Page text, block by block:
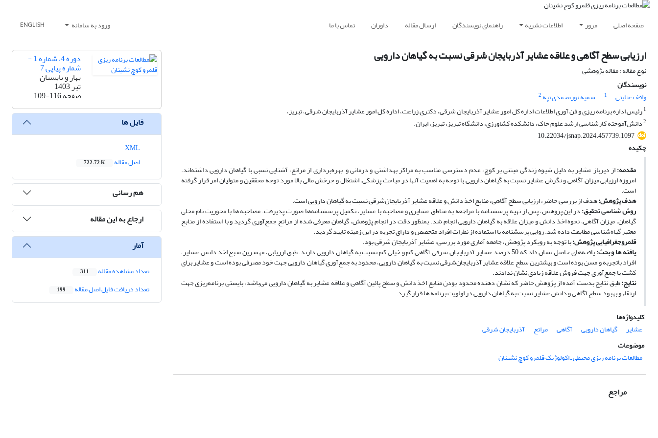
صفحه اصلی مرور اطلاعات نشریه راهنمای نویسندگان ارسال مقاله داوران تماس با ما ورود به سامانه ENGLISH
ارزیابی سطح آگاهی و علاقه عشایر آذربایجان شرقی نسبت به گیاهان دارویی
نوع مقاله : مقاله پژوهشی
نویسندگان
واقف عنایتی
1 سمیه نورمحمدی تپه 2
1رئیس اداره برنامه ریزی و فن آوری اطلاعات اداره کل امور عشایر آذربایجان شرقی، دکتری زراعت، اداره کل امور عشایر آذربایجان شرقی، تبریز،
2دانش‌آموخته کارشناسی ارشد علوم خاک، دانشکده کشاورزی، دانشگاه تبریز، تبریز، ایران.
10.22034/jsnap.2024.457739.1097
چکیده
مقدمه:از دیرباز عشایر به دلیل شیوه زندگی مبتنی بر کوچ، عدم دسترسی مناسب به مراکز بهداشتی و درمانی و بهره‌برداری از مراتع، آشنایی نسبی با گیاهان دارویی داشته‌اند.
امروزه ارزیابی میزان آگاهی و نگرش عشایر نسبت به گیاهان دارویی با توجه به اهمیت آنها در مباحث پزشکی، اشتغال و چرخش مالی بالا مورد توجه محققین و متولیان امر قرار گرفته
است.
هدف پژوهش:هدف از بررسی حاضر، ارزیابی سطح آگاهی، منابع اخذ دانش و علاقه عشایر آذربایجان‌شرقی نسبت به گیاهان دارویی است.
روش ­شناسی تحقیق:در این پژوهش، پس از تهیه پرسشنامه با مراجعه به مناطق عشایری و مصاحبه با عشایر، تکمیل پرسشنامه‌ها صورت پذیرفت. مصاحبه ها با محوریت نام محلی
گیاهان، میزان آگاهی، نحوه اخذ دانش و میزان علاقه به گیاهان دارویی انجام شد. بمنظور دقت در انجام پژوهش، گیاهان معرفی شده از مراتع جمع‌آوری گردید و با استفاده از منابع
معتبر گیاه‌شناسی مطابقت داده شد. روایی پرسشنامه با استفاده از نظرات افراد متخصص و دارای تجربه در این زمینه تایید گردید.
قلمروجغرافیایی پژوهش:با توجه به رویکرد پژوهش، جامعه آماری مورد بررسی، عشایر آذربایجان شرقی بود.
یافته­ ها و بحث: یافته‌های حاصل نشان داد که 50 درصد عشایر آذربایجان شرقی آگاهی کم و خیلی کم نسبت به گیاهان دارویی دارند. طبق ارزیابی، مهمترین منبع اخذ دانش عشایر،
افراد باتجربه و مسن بوده است و بیشترین سطح علاقه عشایر آذربایجان‌شرقی نسبت به گیاهان دارویی، محدود به جمع‌آوری گیاهان دارویی جهت خود مصرفی بوده است و عشایر برای
کشت یا جمع‌آوری جهت فروش علاقه زیادی نشان ندادند.
نتایج:طبق نتایج بدست آمده از پژوهش حاضر که نشان دهنده محدود بودن منابع اخذ دانش و سطح پائین آگاهی و علاقه عشایر به گیاهان دارویی می‌باشد، بایستی برنامه‌ریزی جهت
ارتقاء و بهبود سطح آگاهی و دانش عشایر نسبت به گیاهان دارویی در اولویت برنامه ها قرار گیرد.
کلیدواژه‌ها
عشایر
گیاهان دارویی آگاهی مراتع
آذربایجان شرقی
موضوعات
مطالعات برنامه ریزی محیطی ـ اکولوژیک قلمرو کوچ نشینان
مراجع
دوره 4، شماره 1 -
شماره پیاپی 7
بهار و تابستان
تیر 1403
صفحه109-116
فایل ها
اصل مقاله
722.72 K
هم رسانی
ارجاع به این مقاله
آمار
تعداد مشاهده مقاله 311
تعداد دریافت فایل اصل مقاله 199